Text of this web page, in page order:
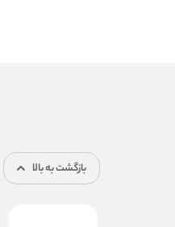
بازگشت به بالا